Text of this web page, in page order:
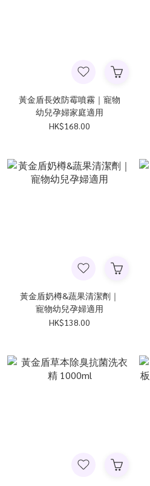
黃金盾長效防霉噴霧｜寵物
幼兒孕婦家庭適用
HK$168.00
黃金盾奶樽&蔬果清潔劑｜
寵物幼兒孕婦適用
HK$138.00